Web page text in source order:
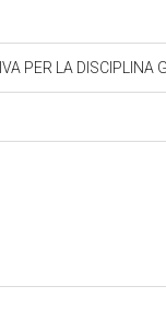
PER LA DISCIPLINA